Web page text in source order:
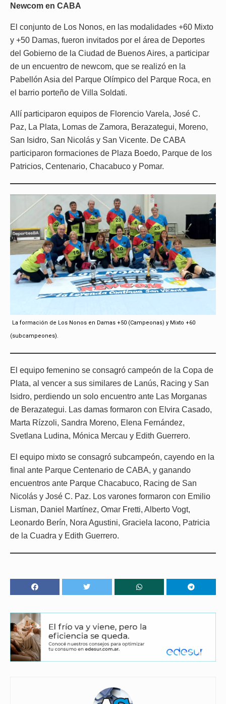
Newcom en CABA
El conjunto de Los Nonos, en las modalidades +60 Mixto
y +50 Damas, fueron invitados por el área de Deportes
del Gobierno de la Ciudad de Buenos Aires, a participar
de un encuentro de newcom, que se realizó en la
Pabellón Asia del Parque Olímpico del Parque Roca, en
el barrio porteño de Villa Soldati.
Allí participaron equipos de Florencio Varela, José C.
Paz, La Plata, Lomas de Zamora, Berazategui, Moreno,
San Isidro, San Nicolás y San Vicente. De CABA
participaron formaciones de Plaza Boedo, Parque de los
Patricios, Centenario, Chacabuco y Pomar.
La formación de Los Nonos en Damas +50 (Campeonas) y Mixto +60
(subcampeones).
El equipo femenino se consagró campeón de la Copa de
Plata, al vencer a sus similares de Lanús, Racing y San
Isidro, perdiendo un solo encuentro ante Las Morganas
de Berazategui. Las damas formaron con Elvira Casado,
Marta Rízzoli, Sandra Moreno, Elena Fernández,
Svetlana Ludina, Mónica Mercau y Edith Guerrero.
El equipo mixto se consagró subcampeón, cayendo en la
final ante Parque Centenario de CABA, y ganando
encuentros ante Parque Chacabuco, Racing de San
Nicolás y José C. Paz. Los varones formaron con Emilio
Lisman, Daniel Martínez, Omar Fretti, Alberto Vogt,
Leonardo Berín, Nora Agustini, Graciela Iacono, Patricia
de la Cuadra y Edith Guerrero.